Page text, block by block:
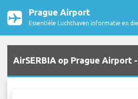
Prague Airport
Essentiële Luchthaven Informatie en
AirSERBIA op Prague Airport -